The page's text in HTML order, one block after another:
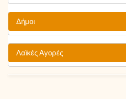
Δήμοι
Λαϊκές Αγορές